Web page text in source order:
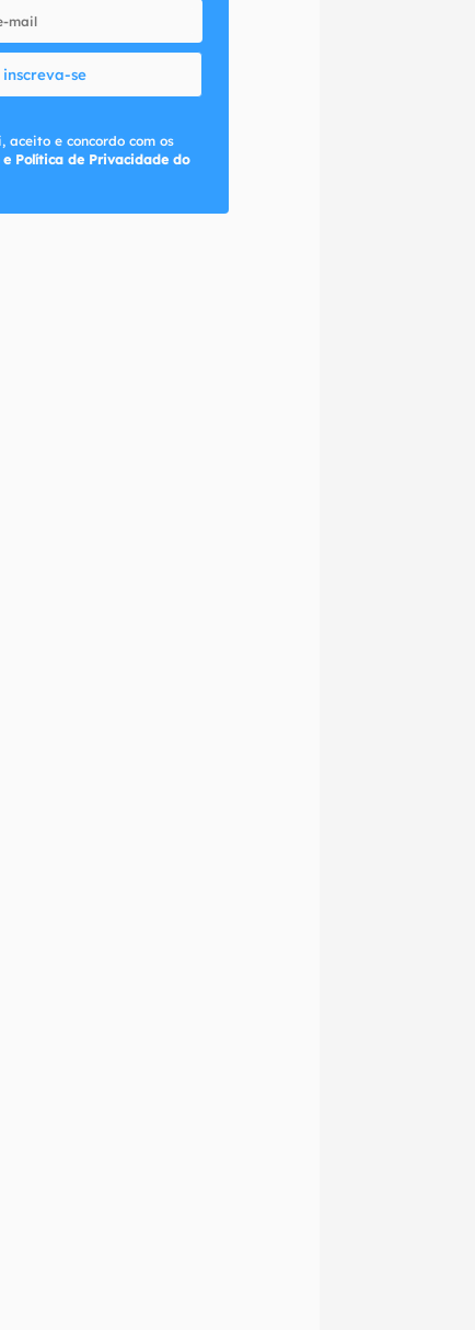
inscreva-se
aceito e concordo com os
e Política de Privacidade do